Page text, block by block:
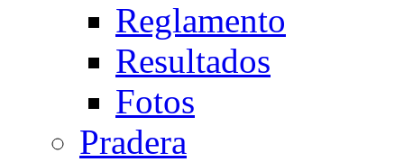
Reglamento
Resultados
Fotos
Pradera